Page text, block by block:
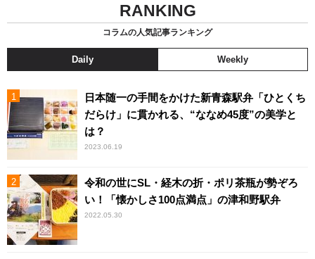
RANKING
コラムの人気記事ランキング
Daily Weekly
日本随一の手間をかけた新青森駅弁「ひとくち
だらけ」に貫かれる、“ななめ45度”の美学と
は？
2023.06.19
令和の世にSL・経木の折・ポリ茶瓶が勢ぞろ
い！「懐かしさ100点満点」の津和野駅弁
2022.05.30